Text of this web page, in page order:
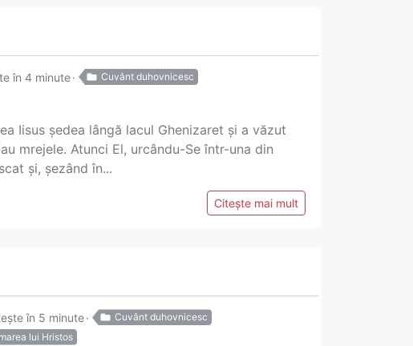
în 4 minute
Cuvânt duhovnicesc
Iisus ședea lângă lacul Ghenizaret și a văzut
mrejele. Atunci El, urcându-Se într-una din
și, șezând în...
Citește mai mult
în 5 minute
Cuvânt duhovnicesc
lui Hristos